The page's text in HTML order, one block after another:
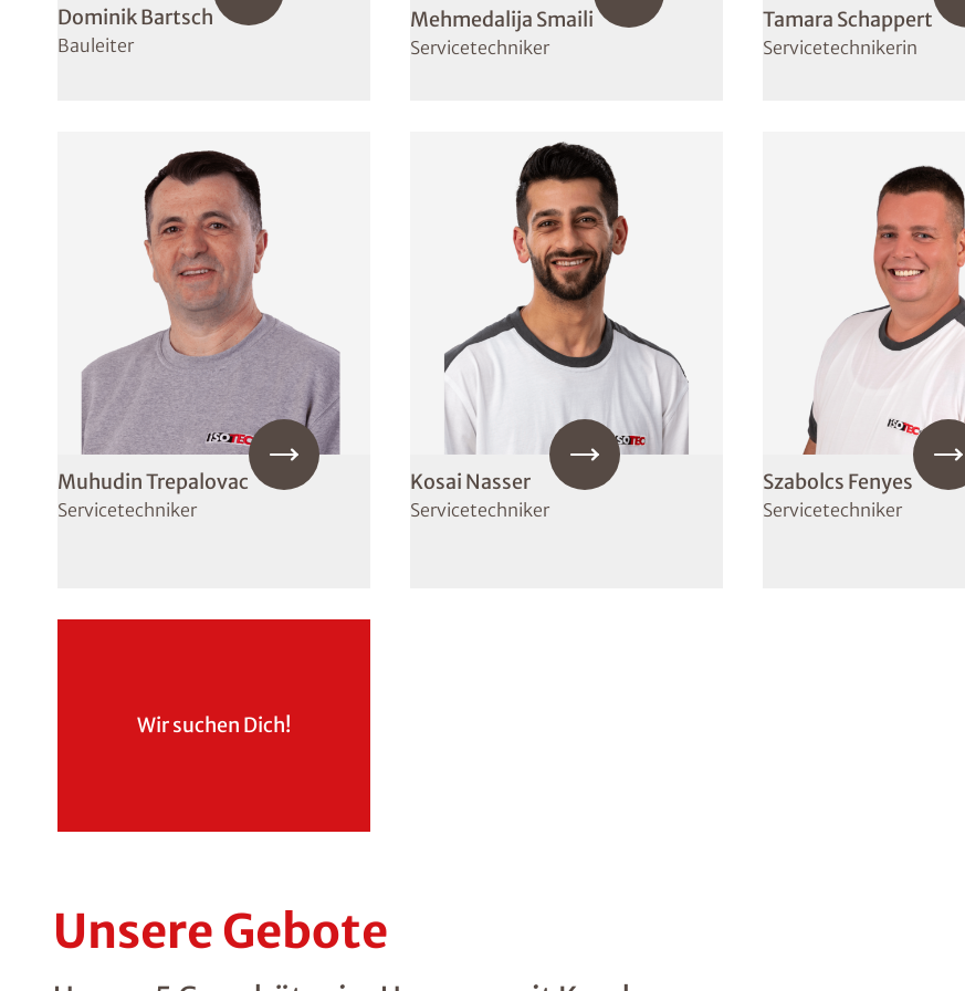
Dominik Bartsch
Bauleiter
Mehmedalija Smaili
Servicetechniker
Tamara Schappert
Servicetechnikerin
Muhudin Trepalovac
Servicetechniker
Kosai Nasser
Servicetechniker
Szabolcs Fenyes
Servicetechniker
Wir suchen Dich!
Unsere Gebote